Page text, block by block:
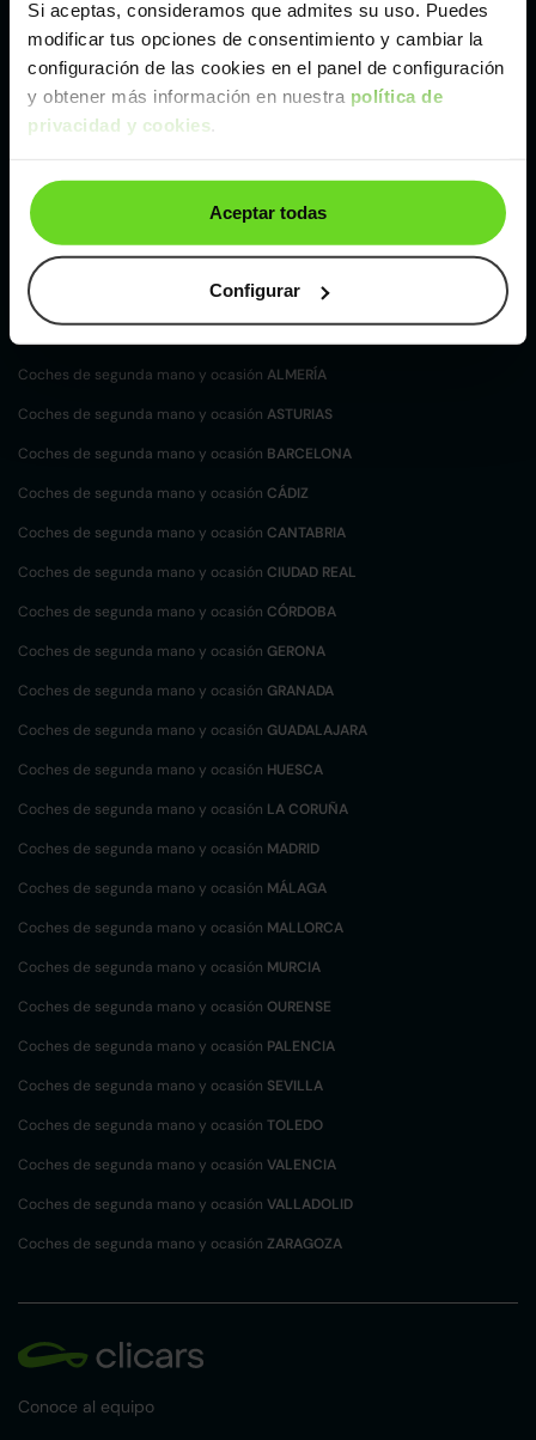
Si aceptas, consideramos que admites su uso. Puedes
modificar tus opciones de consentimiento y cambiar la
configuración de las cookies en el panel de configuración
y obtener más información en nuestra política de
privacidad y cookies.
Aceptar todas
Configurar
Zaragoza
Ver Hyundai Kona de segunda mano y ocasión
Coches de segunda mano y ocasión por
localización
Coches de segunda mano y ocasiónALBACETE
Coches de segunda mano y ocasión ALMERÍA
Coches de segunda mano y ocasión ASTURIAS
Coches de segunda mano y ocasión BARCELONA
Coches de segunda mano y ocasión CÁDIZ
Coches de segunda mano y ocasión CANTABRIA
Coches de segunda mano y ocasión CIUDAD REAL
Coches de segunda mano y ocasión CÓRDOBA
Coches de segunda mano y ocasión GERONA
Coches de segunda mano y ocasión GRANADA
Coches de segunda mano y ocasión GUADALAJARA
Coches de segunda mano y ocasión HUESCA
Coches de segunda mano y ocasión LA CORUÑA
Coches de segunda mano y ocasión MADRID
Coches de segunda mano y ocasión MÁLAGA
Coches de segunda mano y ocasión MALLORCA
Coches de segunda mano y ocasión MURCIA
Coches de segunda mano y ocasión OURENSE
Coches de segunda mano y ocasión PALENCIA
Coches de segunda mano y ocasión SEVILLA
Coches de segunda mano y ocasión TOLEDO
Coches de segunda mano y ocasión VALENCIA
Coches de segunda mano y ocasión VALLADOLID
Coches de segunda mano y ocasión ZARAGOZA
Conoce al equipo